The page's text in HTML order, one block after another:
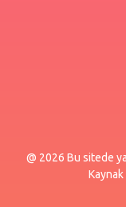
@ 2026 Bu sitede